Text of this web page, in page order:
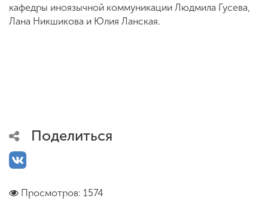
кафедры иноязычной коммуникации Людмила Гусева,
Лана Никшикова и Юлия Ланская.
Поделиться
Просмотров: 1574